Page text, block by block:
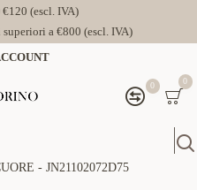
(escl. IVA)
a €800 (escl. IVA)
0 0
- JN21102072D75